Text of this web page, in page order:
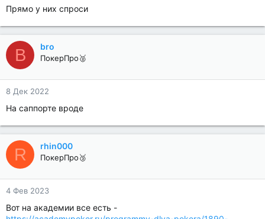
Прямо у них спроси
B bro
ПокерПро🥈
8 Дек 2022
На саппорте вроде
R rhin000
ПокерПро🥉
4 Фев 2023
Вот на академии все есть -